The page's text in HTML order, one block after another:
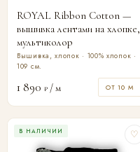
ROYAL Ribbon Cotton —
вышивка лентами на хлопке,
мультиколор
Вышивка, хлопок · 100% хлопок ·
109 см.
1 890 ₽ / м ОТ 10 М
В НАЛИЧИИ ♡